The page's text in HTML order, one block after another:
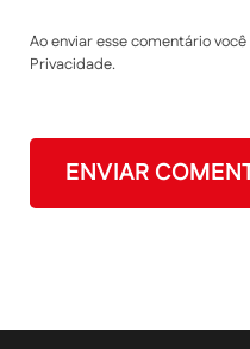
Ao enviar esse comentário
Privacidade.